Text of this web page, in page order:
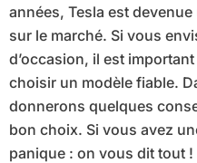
années, Tesla est
sur le marché. Si vous
d’occasion, il est
choisir un modèle fiable.
donnerons quelques
bon choix. Si vous avez
panique : on vous dit tout !